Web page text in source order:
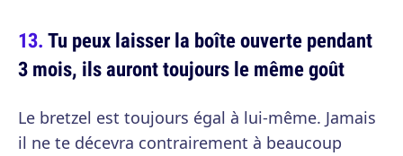
Tu peux laisser la boîte ouverte pendant
3 mois, ils auront toujours le même goût
Le bretzel est toujours égal à lui-même. Jamais
il ne te décevra contrairement à beaucoup